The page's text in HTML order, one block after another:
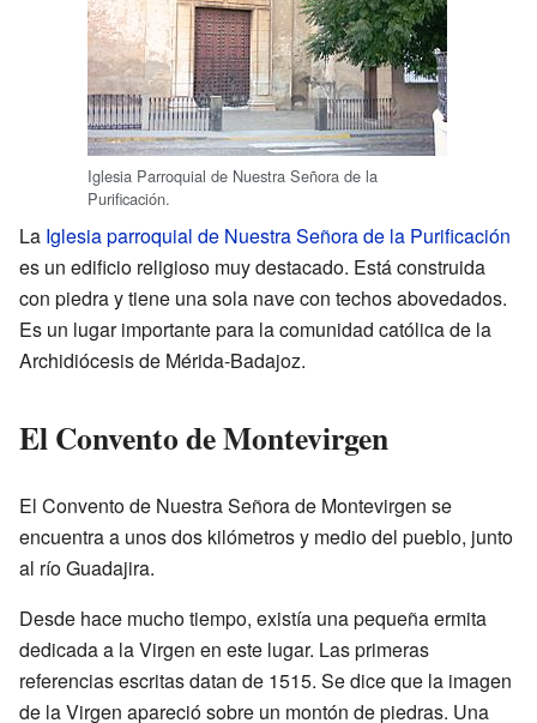
Iglesia Parroquial de Nuestra Señora de la
Purificación.
La Iglesia parroquial de Nuestra Señora de la Purificación
es un edificio religioso muy destacado. Está construida
con piedra y tiene una sola nave con techos abovedados.
Es un lugar importante para la comunidad católica de la
Archidiócesis de Mérida-Badajoz.
El Convento de Montevirgen
El Convento de Nuestra Señora de Montevirgen se
encuentra a unos dos kilómetros y medio del pueblo, junto
al río Guadajira.
Desde hace mucho tiempo, existía una pequeña ermita
dedicada a la Virgen en este lugar. Las primeras
referencias escritas datan de 1515. Se dice que la imagen
de la Virgen apareció sobre un montón de piedras. Una